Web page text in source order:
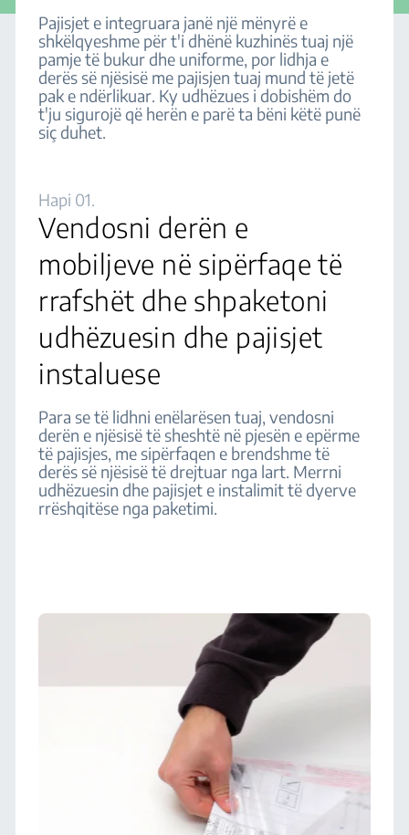
Pajisjet e integruara janë një mënyrë e
shkëlqyeshme për t'i dhënë kuzhinës tuaj një
pamje të bukur dhe uniforme, por lidhja e
derës së njësisë me pajisjen tuaj mund të jetë
pak e ndërlikuar. Ky udhëzues i dobishëm do
t'ju sigurojë që herën e parë ta bëni këtë punë
siç duhet.
Hapi 01.
Vendosni derën e
mobiljeve në sipërfaqe të
rrafshët dhe shpaketoni
udhëzuesin dhe pajisjet
instaluese
Para se të lidhni enëlarësen tuaj, vendosni
derën e njësisë të sheshtë në pjesën e epërme
të pajisjes, me sipërfaqen e brendshme të
derës së njësisë të drejtuar nga lart. Merrni
udhëzuesin dhe pajisjet e instalimit të dyerve
rrëshqitëse nga paketimi.